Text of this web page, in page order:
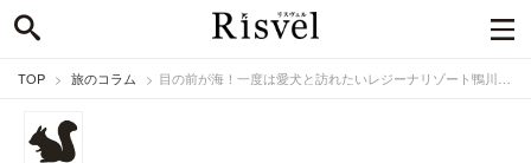
TOP 旅のコラム 目の前が海！一度は愛犬と訪れたいレジーナリゾート鴨川 vol.2